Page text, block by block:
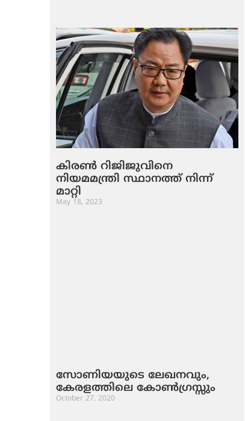
കിരണ്‍ റിജിജുവിനെ
നിയമമന്ത്രി സ്ഥാനത്ത് നിന്ന്
മാറ്റി
May 18, 2023
സോണിയയുടെ ലേഖനവും,
കേരളത്തിലെ കോണ്‍ഗ്രസ്സും
October 27, 2020